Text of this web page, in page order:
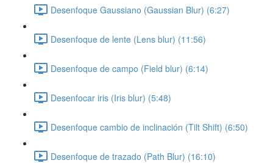
Desenfoque Gaussiano (Gaussian Blur) (6:27)
Desenfoque de lente (Lens blur) (11:56)
Desenfoque de campo (Field blur) (6:14)
Desenfocar iris (Iris blur) (5:48)
Desenfoque cambio de inclinación (Tilt Shift) (6:50)
Desenfoque de trazado (Path Blur) (16:10)